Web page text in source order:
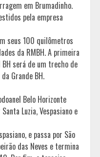
em Brumadinho.
pela empresa
seus 100 quilômetros
da RMBH. A primeira
será de um trecho de
Grande BH.
Belo Horizonte
Luzia, Vespasiano e
e passa por São
das Neves e termina